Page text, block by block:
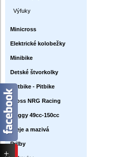
Výfuky
Minicross
Elektrické kolobežky
Minibike
Detské štvorkolky
Dirtbike - Pitbike
Cross NRG Racing
Buggy 49cc-150cc
Oleje a mazivá
Prilby